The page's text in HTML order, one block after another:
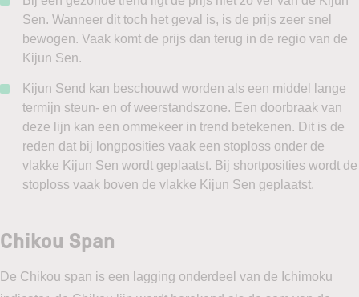
Sen. Wanneer dit toch het geval is, is de prijs zeer snel
bewogen. Vaak komt de prijs dan terug in de regio van de
Kijun Sen.
Kijun Send kan beschouwd worden als een middel lange
termijn steun- en of weerstandszone. Een doorbraak van
deze lijn kan een ommekeer in trend betekenen. Dit is de
reden dat bij longposities vaak een stoploss onder de
vlakke Kijun Sen wordt geplaatst. Bij shortposities wordt de
stoploss vaak boven de vlakke Kijun Sen geplaatst.
Chikou Span
De Chikou span is een lagging onderdeel van de Ichimoku